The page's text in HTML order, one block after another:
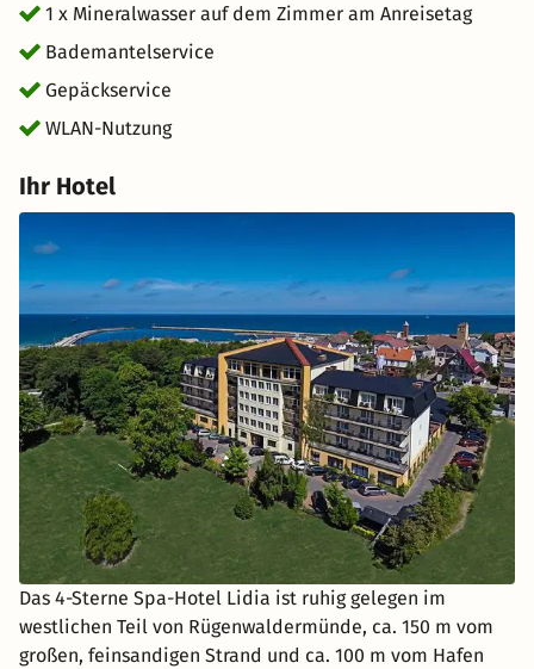
1 x Mineralwasser auf dem Zimmer am Anreisetag
Bademantelservice
Gepäckservice
WLAN-Nutzung
Ihr Hotel
Das 4-Sterne Spa-Hotel Lidia ist ruhig gelegen im
westlichen Teil von Rügenwaldermünde, ca. 150 m vom
großen, feinsandigen Strand und ca. 100 m vom Hafen